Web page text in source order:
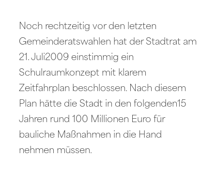
Noch rechtzeitig vor den letzten
Gemeinderatswahlen hat der Stadtrat am
21. Juli2009 einstimmig ein
Schulraumkonzept mit klarem
Zeitfahrplan beschlossen. Nach diesem
Plan hätte die Stadt in den folgenden15
Jahren rund 100 Millionen Euro für
bauliche Maßnahmen in die Hand
nehmen müssen.